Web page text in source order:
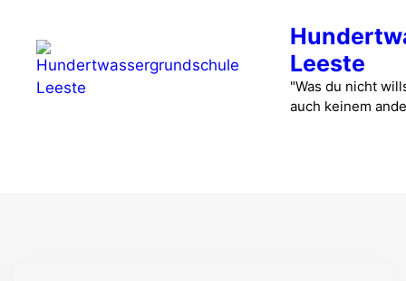
springen
Leeste
"Was du nicht
auch keinem